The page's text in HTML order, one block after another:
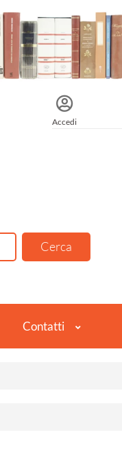
Accedi
Contatti